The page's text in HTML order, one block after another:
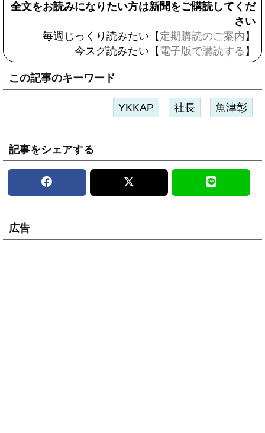
全文をお読みになりたい方は新聞をご購読してくだ
さい
毎週じっくり読みたい【 定期購読のご案内 】
今スグ読みたい【 電子版で購読する 】
この記事のキーワード
YKKAP 社長 魚津彰
記事をシェアする
広告